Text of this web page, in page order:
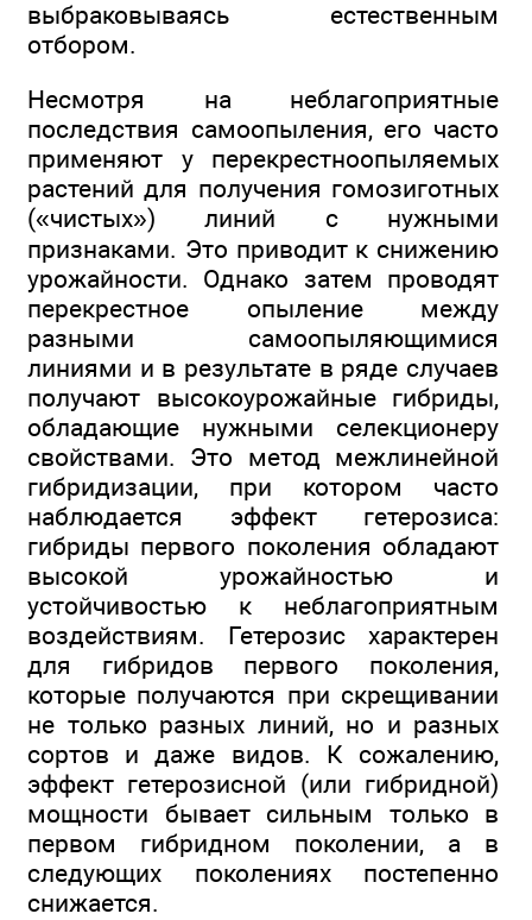
выбраковываясь естественным
отбором.
Несмотря на неблагоприятные
последствия самоопыления, его часто
применяют у перекрестноопыляемых
растений для получения гомозиготных
(«чистых») линий с нужными
признаками. Это приводит к снижению
урожайности. Однако затем проводят
перекрестное опыление между
разными самоопыляющимися
линиями и в результате в ряде случаев
получают высокоурожайные гибриды,
обладающие нужными селекционеру
свойствами. Это метод межлинейной
гибридизации, при котором часто
наблюдается эффект гетерозиса:
гибриды первого поколения обладают
высокой урожайностью и
устойчивостью к неблагоприятным
воздействиям. Гетерозис характерен
для гибридов первого поколения,
которые получаются при скрещивании
не только разных линий, но и разных
сортов и даже видов. К сожалению,
эффект гетерозисной (или гибридной)
мощности бывает сильным только в
первом гибридном поколении, а в
следующих поколениях постепенно
снижается.